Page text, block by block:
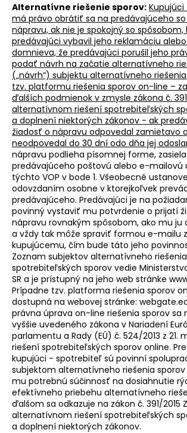
Alternatívne riešenie sporov:
má právo obrátiť sa na predávajúceho
nápravu, ak nie je spokojný so
predávajúci vybavil jeho reklamáciu
domnieva, že predávajúci porušil jeho
podať návrh na začatie alternatívneho
(„návrh“) subjektu alternatívneho
tzv. platformu riešenia sporov on-line –
ďalších podmienok v zmysle zákona č.
alternatívnom riešení spotrebiteľských
a doplnení niektorých zákonov - ak
žiadosť o nápravu odpovedal zamietavo
neodpovedal do 30 dní odo dňa jej
nápravu podlieha písomnej forme,
predávajúceho poštovú alebo e-mailovú
týchto VOP v bode 1. Všeobecné
odovzdaním osobne v ktorejkoľvek
predávajúceho. Predávajúci je na
povinný vystaviť mu potvrdenie o prijatí
nápravu rovnakým spôsobom, ako mu ju
a vždy tak môže spraviť formou e-mailu
kupujúcemu, čím bude táto jeho
Zoznam subjektov alternatívneho riešenia
spotrebiteľských sporov vedie
SR a je prístupný na jeho web stránke
Prípadne tzv. platforma riešenia sporov
dostupná na webovej stránke:
právna úprava on-line riešenia sporov sa
vyššie uvedeného zákona v Nariadení
parlamentu a Rady (EÚ) č. 524/2013 z 21.
riešení spotrebiteľských sporov online.
kupujúci - spotrebiteľ sú povinní
subjektom alternatívneho riešenia
mu potrebnú súčinnosť na dosiahnutie
efektívneho priebehu alternatívneho
ďalšom sa odkazuje na zákon č. 391/2015
alternatívnom riešení spotrebiteľských
a doplnení niektorých zákonov.